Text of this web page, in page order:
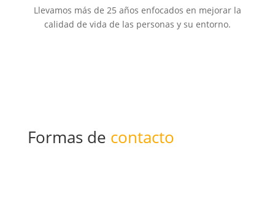
Llevamos más de 25 años enfocados en mejorar la
calidad de vida de las personas y su entorno.
Formas de contacto